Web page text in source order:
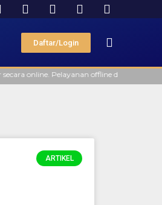
Daftar/Login
online. Pelayanan offline di Kantor
ARTIKEL